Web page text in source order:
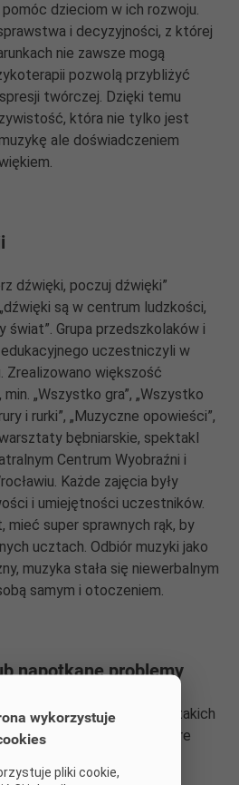
dzieciom w ich rozwoju.
i decyzyjności, z której
nie zawsze mogą
pozwolą przybliżyć
twórczej. Dzięki temu
która nie tylko jest
ale doświadczeniem
dźwięki, poczuj dźwięki”
są w centrum ludzkości,
świat”. Grupa przedszkolaków i
uczestniczyli w
Zrealizowano większość
„Wszystko gra”, „Wszystko
i rurki”, „Muzyczne opowieści”,
bębniarskie, spektakl
Centrum Wyobraźni i
Każde zajęcia były
i umiejętności uczestników.
mieć super sprawnych rąk, by
ucztach. Odbiór muzyki jako
muzyka stała się niewerbalnym
samym i otoczeniem.
napotkane problemy
było zorganizowanie takich
można grac intuicyjnie, które
muzyczno-ruchowo-
wykorzystuje
pliki cookie,